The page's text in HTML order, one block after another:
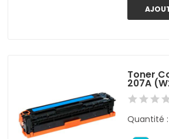
Toner
207A
Quantité :